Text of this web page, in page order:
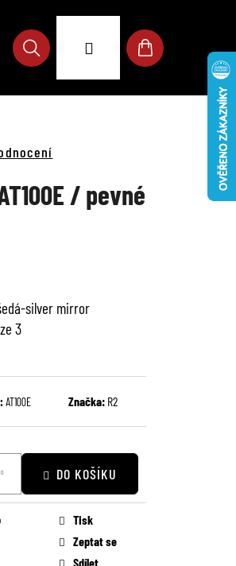
Hledat
Přihlášení
Nákupní
/ pevné
silver mirror
3
AT100E Značka: R2
DO KOŠÍKU
Tisk
Zeptat se
Sdílet